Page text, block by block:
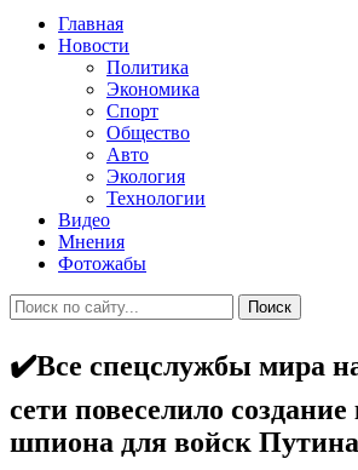
Главная
Новости
Политика
Экономика
Спорт
Общество
Авто
Экология
Технологии
Видео
Мнения
Фотожабы
Поиск
✔️Все спецслужбы мира
сети повеселило
шпиона для войск